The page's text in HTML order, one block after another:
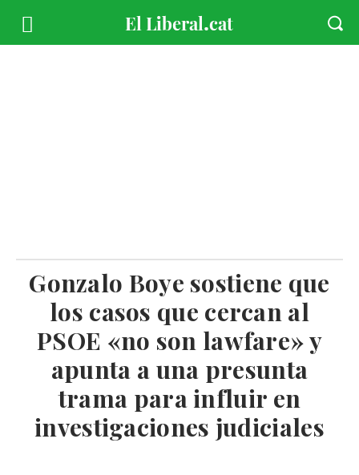
Gonzalo Boye sostiene que
los casos que cercan al
PSOE «no son lawfare» y
apunta a una presunta
trama para influir en
investigaciones judiciales